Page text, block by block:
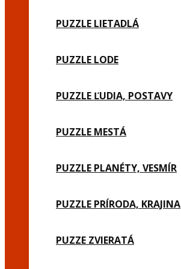
PUZZLE LIETADLÁ
PUZZLE LODE
PUZZLE ĽUDIA, POSTAVY
PUZZLE MESTÁ
PUZZLE PLANÉTY, VESMÍR
PUZZLE PRÍRODA, KRAJINA
PUZZE ZVIERATÁ